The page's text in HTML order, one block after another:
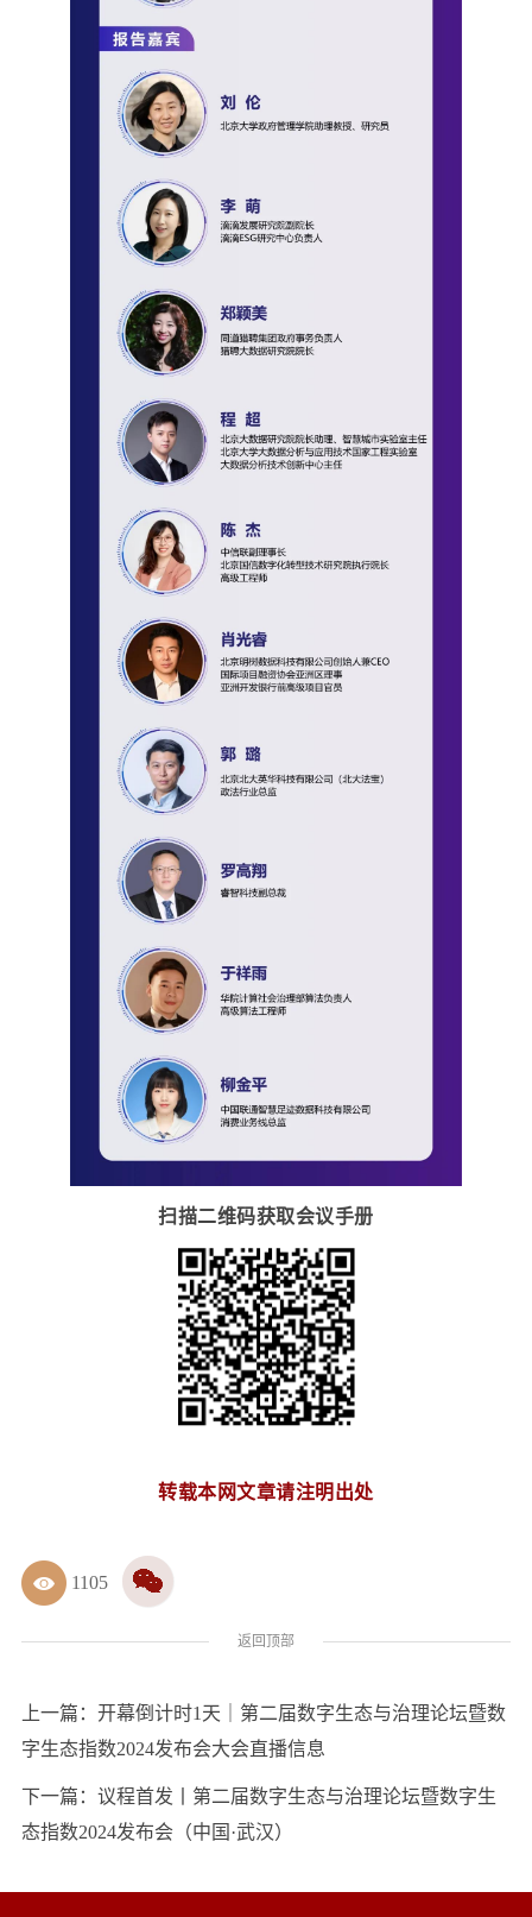
1105
扫描二维码获取会议手册
转载本网文章请注明出处
返回顶部
上一篇： 开幕倒计时1天｜第二届数字生态与治理论坛暨数
字生态指数2024发布会大会直播信息
下一篇： 议程首发丨第二届数字生态与治理论坛暨数字生
态指数2024发布会（中国·武汉）